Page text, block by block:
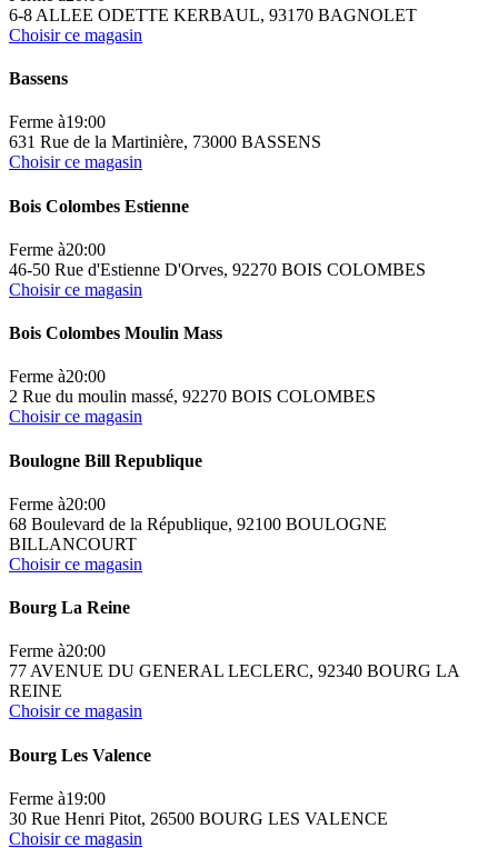
6-8 ALLEE ODETTE KERBAUL, 93170 BAGNOLET
Choisir ce magasin
Bassens
Ferme à19:00
631 Rue de la Martinière, 73000 BASSENS
Choisir ce magasin
Bois Colombes Estienne
Ferme à20:00
46-50 Rue d'Estienne D'Orves, 92270 BOIS COLOMBES
Choisir ce magasin
Bois Colombes Moulin Mass
Ferme à20:00
2 Rue du moulin massé, 92270 BOIS COLOMBES
Choisir ce magasin
Boulogne Bill Republique
Ferme à20:00
68 Boulevard de la République, 92100 BOULOGNE
BILLANCOURT
Choisir ce magasin
Bourg La Reine
Ferme à20:00
77 AVENUE DU GENERAL LECLERC, 92340 BOURG LA
REINE
Choisir ce magasin
Bourg Les Valence
Ferme à19:00
30 Rue Henri Pitot, 26500 BOURG LES VALENCE
Choisir ce magasin